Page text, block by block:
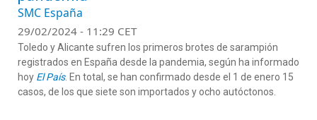
SMC España
29/02/2024 - 11:29 CET
Toledo y Alicante sufren los primeros brotes de sarampión
registrados en España desde la pandemia, según ha informado
hoy El País. En total, se han confirmado desde el 1 de enero 15
casos, de los que siete son importados y ocho autóctonos.